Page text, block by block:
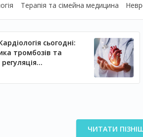
Терапія та сімейна медицина
сьогодні:
тромбозів та
ЧИТАТИ